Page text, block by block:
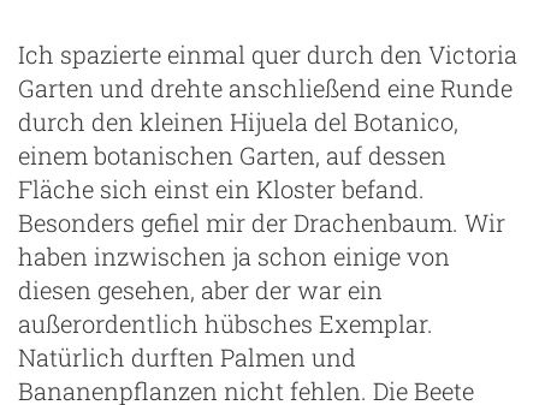
Ich spazierte einmal quer durch den Victoria
Garten und drehte anschließend eine Runde
durch den kleinen Hijuela del Botanico,
einem botanischen Garten, auf dessen
Fläche sich einst ein Kloster befand.
Besonders gefiel mir der Drachenbaum. Wir
haben inzwischen ja schon einige von
diesen gesehen, aber der war ein
außerordentlich hübsches Exemplar.
Natürlich durften Palmen und
Bananenpflanzen nicht fehlen. Die Beete